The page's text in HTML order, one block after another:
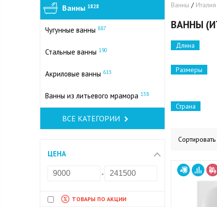
Ванны 1828
Чугунные ванны 887
Стальные ванны 190
Акриловые ванны 613
Ванны из литьевого мрамора 138
ВСЕ КАТЕГОРИИ
ЦЕНА
-
ТОВАРЫ ПО АКЦИИ
Ванны / Италия
ВАННЫ
Длина
Размеры
Страна